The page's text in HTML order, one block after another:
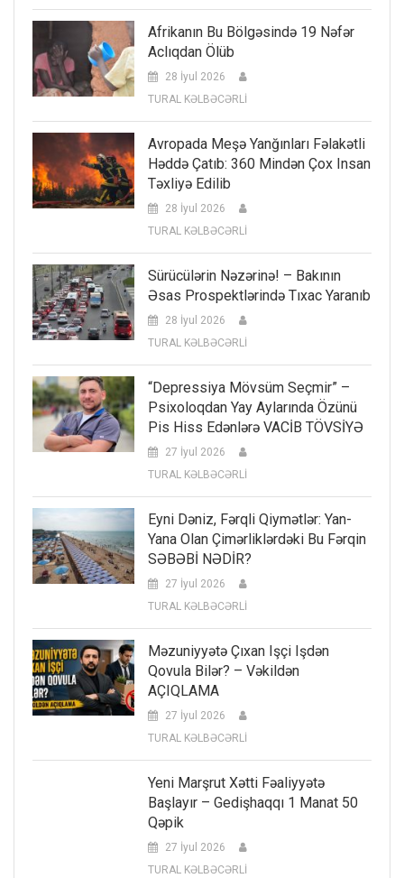
Afrikanın Bu Bölgəsində 19 Nəfər
Aclıqdan Ölüb
28 İyul 2026
TURAL KƏLBƏCƏRLİ
Avropada Meşə Yanğınları Fəlakətli
Həddə Çatıb: 360 Mindən Çox Insan
Təxliyə Edilib
28 İyul 2026
TURAL KƏLBƏCƏRLİ
Sürücülərin Nəzərinə! – Bakının
Əsas Prospektlərində Tıxac Yaranıb
28 İyul 2026
TURAL KƏLBƏCƏRLİ
“Depressiya Mövsüm Seçmir” –
Psixoloqdan Yay Aylarında Özünü
Pis Hiss Edənlərə VACİB TÖVSİYƏ
27 İyul 2026
TURAL KƏLBƏCƏRLİ
Eyni Dəniz, Fərqli Qiymətlər: Yan-
Yana Olan Çimərliklərdəki Bu Fərqin
SƏBƏBİ NƏDİR?
27 İyul 2026
TURAL KƏLBƏCƏRLİ
Məzuniyyətə Çıxan Işçi Işdən
Qovula Bilər? – Vəkildən
AÇIQLAMA
27 İyul 2026
TURAL KƏLBƏCƏRLİ
Yeni Marşrut Xətti Fəaliyyətə
Başlayır – Gedişhaqqı 1 Manat 50
Qəpik
27 İyul 2026
TURAL KƏLBƏCƏRLİ